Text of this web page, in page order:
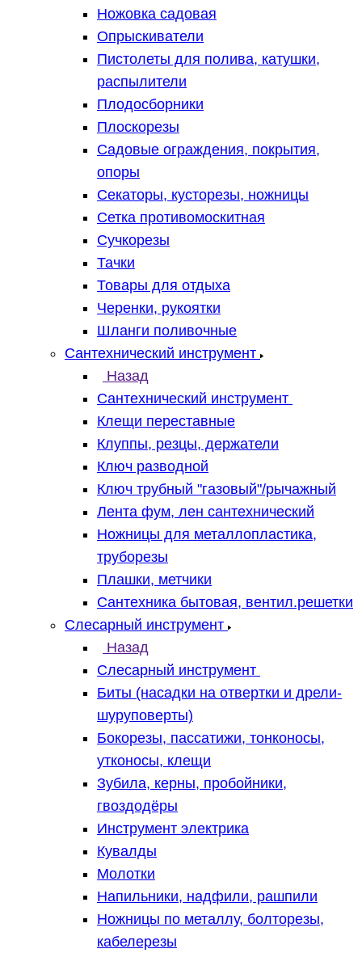
Ножовка садовая
Опрыскиватели
Пистолеты для полива, катушки,
распылители
Плодосборники
Плоскорезы
Садовые ограждения, покрытия,
опоры
Секаторы, кусторезы, ножницы
Сетка противомоскитная
Сучкорезы
Тачки
Товары для отдыха
Черенки, рукоятки
Шланги поливочные
Сантехнический инструмент
Назад
Сантехнический инструмент
Клещи переставные
Клуппы, резцы, держатели
Ключ разводной
Ключ трубный "газовый"/рычажный
Лента фум, лен сантехнический
Ножницы для металлопластика,
труборезы
Плашки, метчики
Сантехника бытовая, вентил.решетки
Слесарный инструмент
Назад
Слесарный инструмент
Биты (насадки на отвертки и дрели-
шуруповерты)
Бокорезы, пассатижи, тонконосы,
утконосы, клещи
Зубила, керны, пробойники,
гвоздодёры
Инструмент электрика
Кувалды
Молотки
Напильники, надфили, рашпили
Ножницы по металлу, болторезы,
кабелерезы